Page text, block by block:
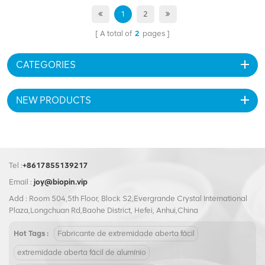
óleo lubrificante, óleo
enlatados, alimentos
alimentos retorcidos
1 2
A total of 2 pages
CATEGORIES
NEW PRODUCTS
Tel :+8617855139217
Email : joy@biopin.vip
Add : Room 504,5th Floor, Block S2,Evergrande Crystal International
Plaza,Longchuan Rd,Baohe District, Hefei, Anhui,China
Hot Tags : Fabricante de extremidade aberta fácil
extremidade aberta fácil de alumínio